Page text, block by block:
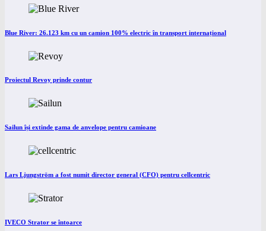
Blue River: 26.123 km cu un camion 100% electric în transport internațional
Proiectul Revoy prinde contur
Sailun își extinde gama de anvelope pentru camioane
Lars Ljungström a fost numit director general (CFO) pentru cellcentric
IVECO Strator se întoarce